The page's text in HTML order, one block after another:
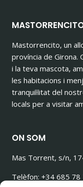
Mastorrencito, un
província de Girona.
i la teva mascota,
les habitacions i
tranquil·litat del
locals per a visitar
ON SOM
Mas Torrent, s/n,
Telèfon: +34 685 78